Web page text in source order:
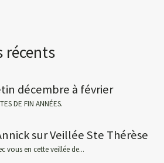
récents
décembre à février
DE FIN ANNÉES.
surVeillée Ste Thérèse
vous en cette veillée de...